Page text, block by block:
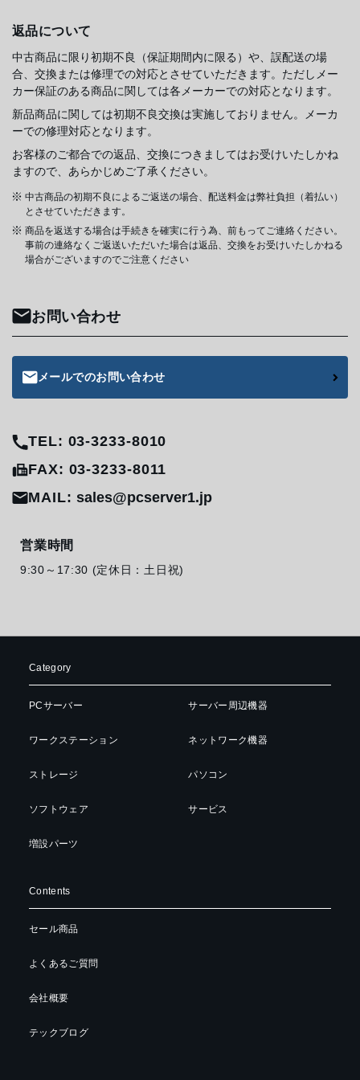
返品について
中古商品に限り初期不良（保証期間内に限る）や、誤配送の場
合、交換または修理での対応とさせていただきます。ただしメー
カー保証のある商品に関しては各メーカーでの対応となります。
新品商品に関しては初期不良交換は実施しておりません。メーカ
ーでの修理対応となります。
お客様のご都合での返品、交換につきましてはお受けいたしかね
ますので、あらかじめご了承ください。
中古商品の初期不良によるご返送の場合、配送料金は弊社負担（着払い）
とさせていただきます。
商品を返送する場合は手続きを確実に行う為、前もってご連絡ください。
事前の連絡なくご返送いただいた場合は返品、交換をお受けいたしかねる
場合がございますのでご注意ください
お問い合わせ
メールでのお問い合わせ
TEL: 03-3233-8010
FAX: 03-3233-8011
MAIL:sales@pcserver1.jp
営業時間
9:30～17:30 (定休日：土日祝)
Category
PCサーバー
ワークステーション
ストレージ
ソフトウェア
増設パーツ
サーバー周辺機器
ネットワーク機器
パソコン
サービス
Contents
セール商品
よくあるご質問
会社概要
テックブログ